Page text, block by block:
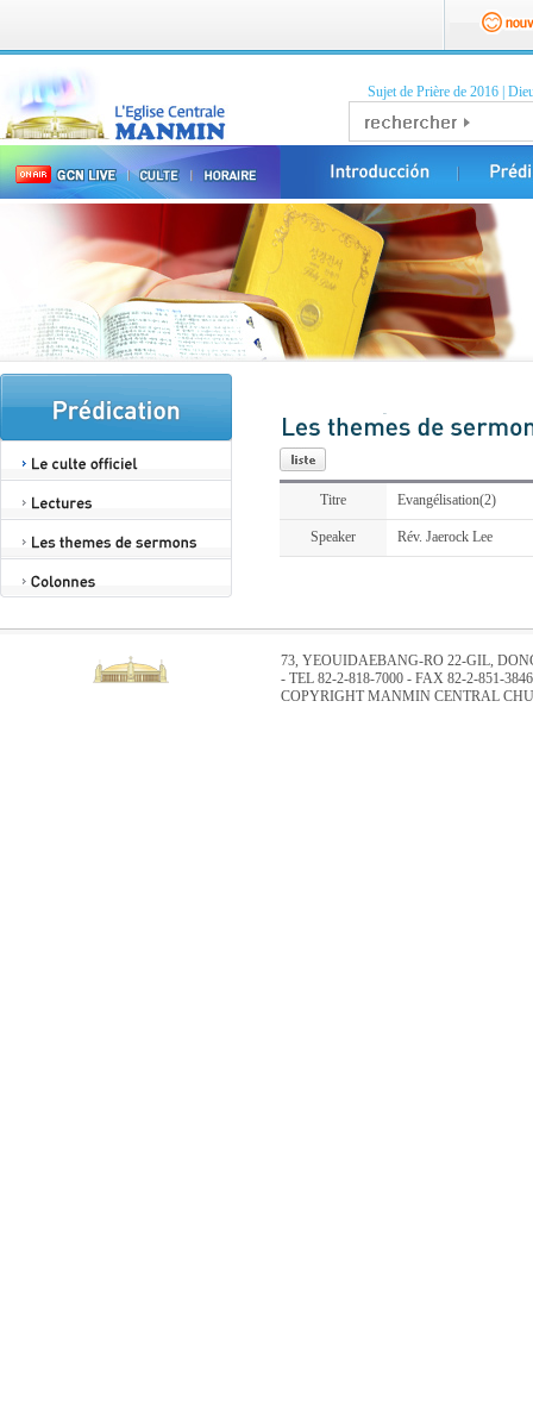
Sujet de Prière de 2016
Titre Evangélisation(2)
Speaker Rév. Jaerock Lee
73, YEOUIDAEBANG-RO 22-GIL,
- TEL 82-2-818-7000 - FAX 82-2-851-3846
COPYRIGHT MANMIN CENTRAL